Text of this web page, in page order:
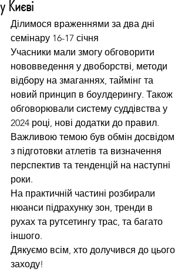
у Києві
Ділимося враженнями за два дні
семінару 16-17 січня
Учасники мали змогу обговорити
нововведення у двоборстві, методи
відбору на змаганнях, таймінг та
новий принцип в боулдерингу. Також
обговорювали систему суддівства у
2024 році, нові додатки до правил.
Важливою темою був обмін досвідом
з підготовки атлетів та визначення
перспектив та тенденцій на наступні
роки.
На практичній частині розбирали
нюанси підрахунку зон, тренди в
рухах та рутсетингу трас, та багато
іншого.
Дякуємо всім, хто долучився до цього
заходу!